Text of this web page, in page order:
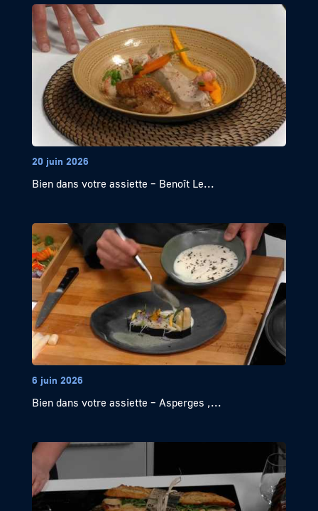
20 juin 2026
Bien dans votre assiette – Benoît Le...
6 juin 2026
Bien dans votre assiette – Asperges ,...